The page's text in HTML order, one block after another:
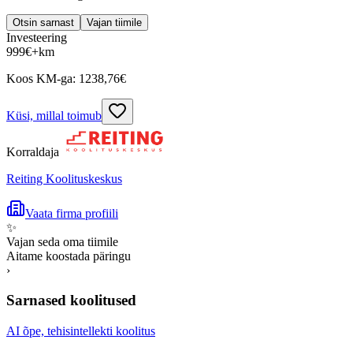
Otsin sarnast Vajan tiimile
Investeering
999€+km
Koos KM-ga: 1238,76€
Küsi, millal toimub
Korraldaja
Reiting Koolituskeskus
Vaata firma profiili
✨
Vajan seda oma tiimile
Aitame koostada päringu
›
Sarnased koolitused
AI õpe, tehisintellekti koolitus